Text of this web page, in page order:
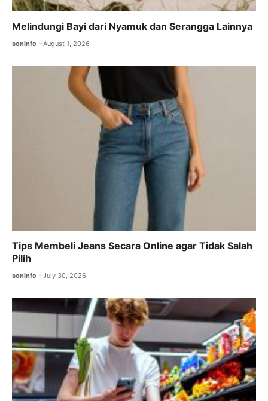
Melindungi Bayi dari Nyamuk dan Serangga Lainnya
soninfo August 1, 2026
Tips Membeli Jeans Secara Online agar Tidak Salah
Pilih
soninfo July 30, 2026